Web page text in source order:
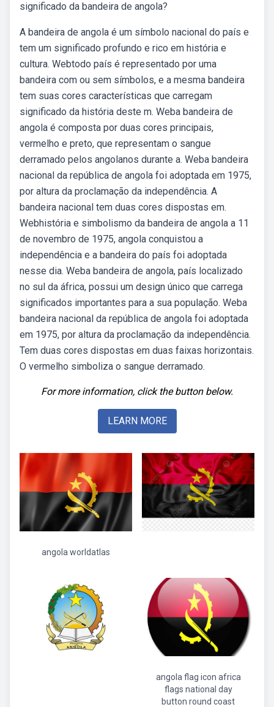
significado da bandeira de angola?
A bandeira de angola é um símbolo nacional do país e
tem um significado profundo e rico em história e
cultura. Webtodo país é representado por uma
bandeira com ou sem símbolos, e a mesma bandeira
tem suas cores características que carregam
significado da história deste m. Weba bandeira de
angola é composta por duas cores principais,
vermelho e preto, que representam o sangue
derramado pelos angolanos durante a. Weba bandeira
nacional da república de angola foi adoptada em 1975,
por altura da proclamação da independência. A
bandeira nacional tem duas cores dispostas em.
Webhistória e simbolismo da bandeira de angola a 11
de novembro de 1975, angola conquistou a
independência e a bandeira do país foi adoptada
nesse dia. Weba bandeira de angola, país localizado
no sul da áfrica, possui um design único que carrega
significados importantes para a sua população. Weba
bandeira nacional da república de angola foi adoptada
em 1975, por altura da proclamação da independência.
Tem duas cores dispostas em duas faixas horizontais.
O vermelho simboliza o sangue derramado.
For more information, click the button below.
LEARN MORE
angola worldatlas
angola flag icon africa
flags national day
button round coast